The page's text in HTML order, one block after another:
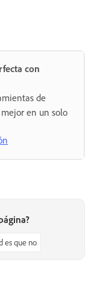
con
de
en un solo
es que no